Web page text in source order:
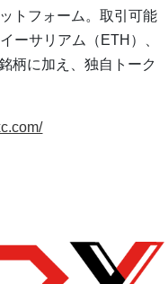
トフォーム。取引可能
ーサリアム（ETH）、
柄に加え、独自トーク